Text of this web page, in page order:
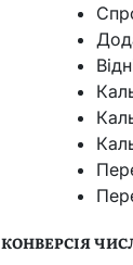
КОНВЕРСІЯ